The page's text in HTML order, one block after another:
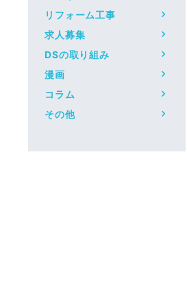
リフォーム工事
求人募集
DSの取り組み
漫画
コラム
その他